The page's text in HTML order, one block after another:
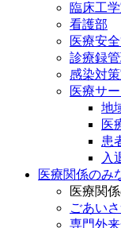
臨床工
看護部
医療安
診療録
感染対
医療サ
地
医
患
入
医療関係のみ
医療関
ごあい
専門外